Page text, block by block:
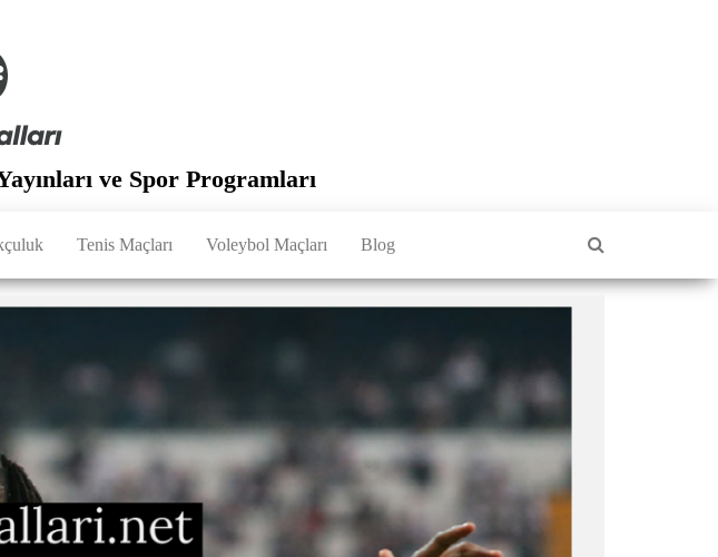
ve Spor Programları
Tenis Maçları Voleybol Maçları Blog